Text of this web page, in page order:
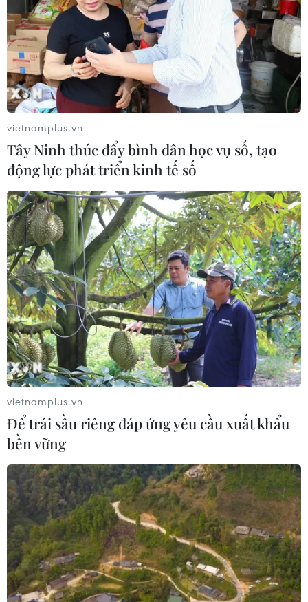
phố Hà Nội cho biết, đã ban hành Kết luận điều tra đối
với vụ án này.
vietnamplus.vn
Tây Ninh thúc đẩy bình dân học vụ số, tạo
động lực phát triển kinh tế số
vietnamplus.vn
Để trái sầu riêng đáp ứng yêu cầu xuất khẩu
bền vững